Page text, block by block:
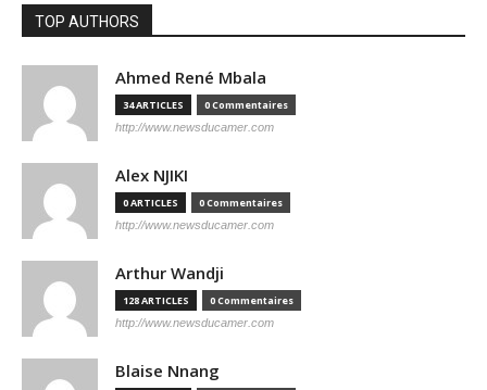
TOP AUTHORS
Ahmed René Mbala
34 ARTICLES 0 Commentaires
http://www.newsducamer.com
Alex NJIKI
0 ARTICLES 0 Commentaires
http://www.newsducamer.com
Arthur Wandji
128 ARTICLES 0 Commentaires
http://www.newsducamer.com
Blaise Nnang